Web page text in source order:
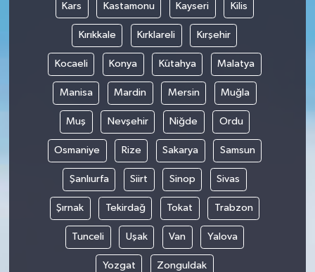
Kars Kastamonu Kayseri Kilis
Kırıkkale Kırklareli Kırşehir
Kocaeli Konya Kütahya Malatya
Manisa Mardin Mersin Muğla
Muş Nevşehir Niğde Ordu
Osmaniye Rize Sakarya Samsun
Şanlıurfa Siirt Sinop Sivas
Şırnak Tekirdağ Tokat Trabzon
Tunceli Uşak Van Yalova
Yozgat Zonguldak